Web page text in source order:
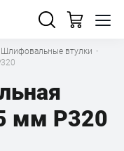
Шлифовальные втулки ·
мм P320